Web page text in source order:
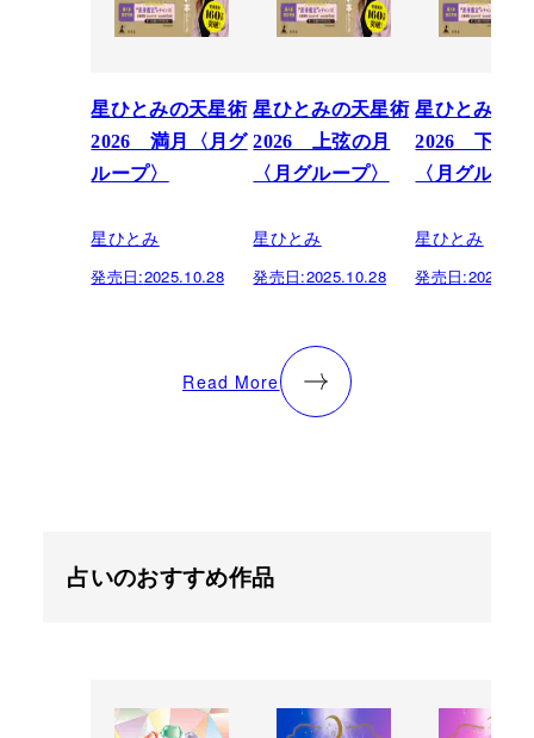
星ひとみの天星術
2026 満月〈月グ
ループ〉
星ひとみ
発売日:2025.10.28
星ひとみの天星術
2026 上弦の月
〈月グループ〉
星ひとみ
発売日:2025.10.28
星ひとみの
2026 下弦
〈月グルー
星ひとみ
発売日:
Read More
占いのおすすめ作品